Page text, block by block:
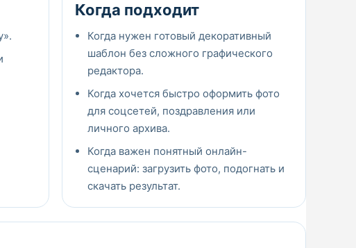
Когда подходит
Когда нужен готовый декоративный
шаблон без сложного графического
редактора.
Когда хочется быстро оформить фото
для соцсетей, поздравления или
личного архива.
Когда важен понятный онлайн-
сценарий: загрузить фото, подогнать и
скачать результат.